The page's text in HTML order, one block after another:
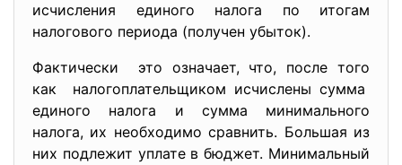
исчисления единого налога по итогам
налогового периода (получен убыток).
Фактически это означает, что, после того
как налогоплательщиком исчислены сумма
единого налога и сумма минимального
налога, их необходимо сравнить. Большая из
них подлежит уплате в бюджет. Минимальный